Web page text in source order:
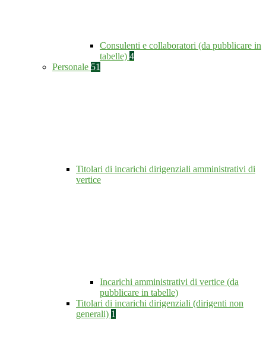
Consulenti e collaboratori (da pubblicare in
tabelle) 4
Personale 51
Titolari di incarichi dirigenziali amministrativi di
vertice
Incarichi amministrativi di vertice (da
pubblicare in tabelle)
Titolari di incarichi dirigenziali (dirigenti non
generali) 1